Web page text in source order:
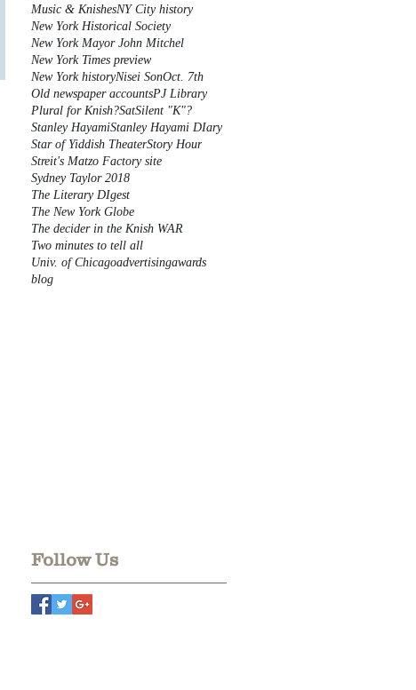
Music & KnishesNY City history
New York Historical Society
New York Mayor John Mitchel
New York Times preview
New York historyNisei SonOct. 7th
Old newspaper accountsPJ Library
Plural for Knish?SatSilent "K"?
Stanley HayamiStanley Hayami DIary
Star of Yiddish TheaterStory Hour
Streit's Matzo Factory site
Sydney Taylor 2018
The Literary DIgest
The New York Globe
The decider in the Knish WAR
Two minutes to tell all
Univ. of Chicagoadvertisingawards
blog
Follow Us